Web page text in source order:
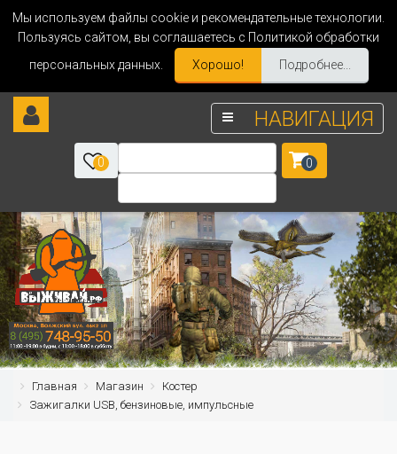
Мы используем файлы cookie и рекомендательные технологии.
Пользуясь сайтом, вы соглашаетесь с Политикой обработки
персональных данных.
Хорошо! Подробнее...
НАВИГАЦИЯ
0 0
Главная Магазин
Костер
Зажигалки USB, бензиновые, импульсные